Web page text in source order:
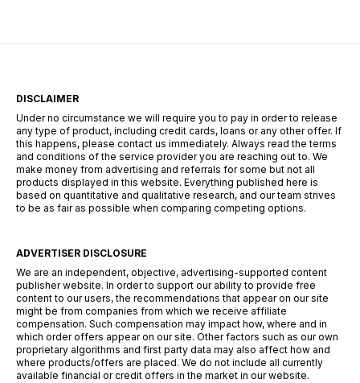
español: Dineti, BBVA Préstamo Personal,
DISCLAIMER
Under no circumstance we will require you to pay in order to release
any type of product, including credit cards, loans or any other offer. If
this happens, please contact us immediately. Always read the terms
and conditions of the service provider you are reaching out to. We
make money from advertising and referrals for some but not all
products displayed in this website. Everything published here is
based on quantitative and qualitative research, and our team strives
to be as fair as possible when comparing competing options.
ADVERTISER DISCLOSURE
We are an independent, objective, advertising-supported content
publisher website. In order to support our ability to provide free
content to our users, the recommendations that appear on our site
might be from companies from which we receive affiliate
compensation. Such compensation may impact how, where and in
which order offers appear on our site. Other factors such as our own
proprietary algorithms and first party data may also affect how and
where products/offers are placed. We do not include all currently
available financial or credit offers in the market in our website.